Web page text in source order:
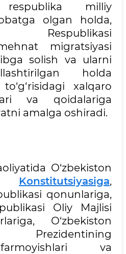
milliy
olgan holda,
Respublikasi
migratsiyasi
solish va ularni
holda
xalqaro
va qoidalariga
amalga oshiradi.
O‘zbekiston
Konstitutsiyasiga,
qonunlariga,
Oliy Majlisi
O‘zbekiston
Prezidentining
va